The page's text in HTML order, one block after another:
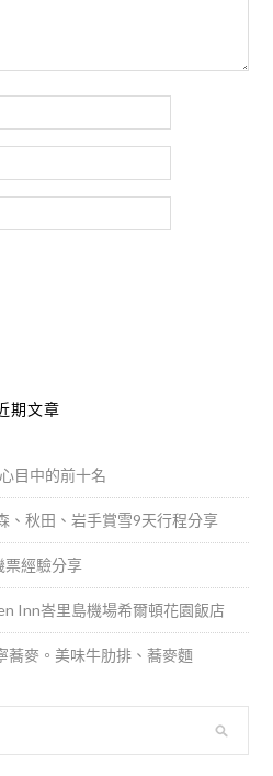
期文章
目中的前十名
、秋田、岩手賞雪9天行程分享
票經驗分享
Inn峇里島機場希爾頓花園飯店
蕎麥。美味牛肋排、蕎麥麵